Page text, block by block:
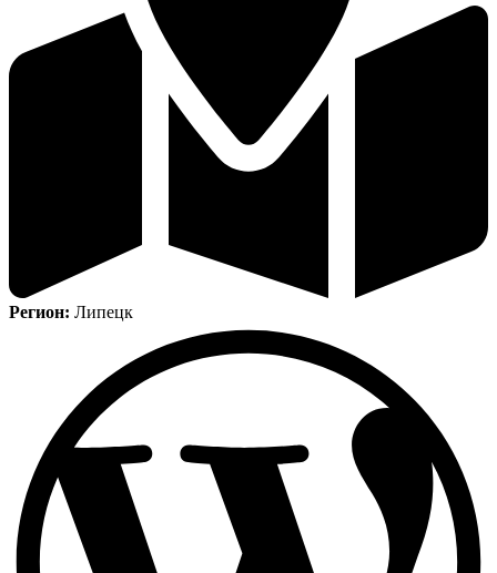
Регион: Липецк